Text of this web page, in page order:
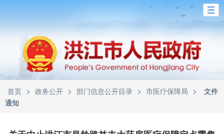
首页 > 政务公开 > 部门信息公开目录 > 市医疗保障局 >
文件
通知